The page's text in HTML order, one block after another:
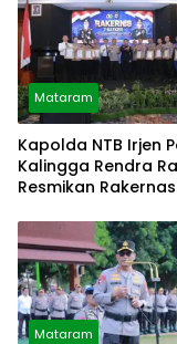
Mataram
Kapolda NTB Irjen
Kalingga Rendra
Resmikan Rakernas
Mataram